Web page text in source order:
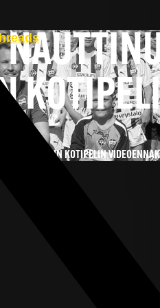
PERJANTAIN KOTIPELIN